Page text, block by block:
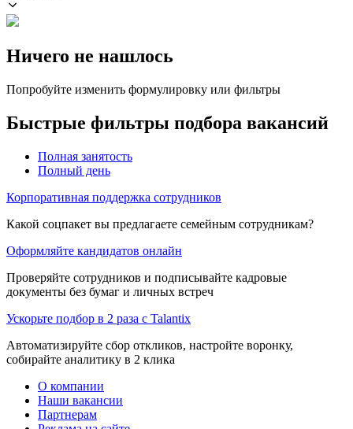
Ничего не нашлось
Попробуйте изменить формулировку или фильтры
Быстрые фильтры подбора вакансий
Полная занятость
Полный день
Корпоративная поддержка сотрудников
Какой соцпакет вы предлагаете семейным сотрудникам?
Оформляйте кандидатов онлайн
Проверяйте сотрудников и подписывайте кадровые
документы без бумаг и личных встреч
Ускорьте подбор в 2 раза с Talantix
Автоматизируйте сбор откликов, настройте воронку,
собирайте аналитику в 2 клика
О компании
Наши вакансии
Партнерам